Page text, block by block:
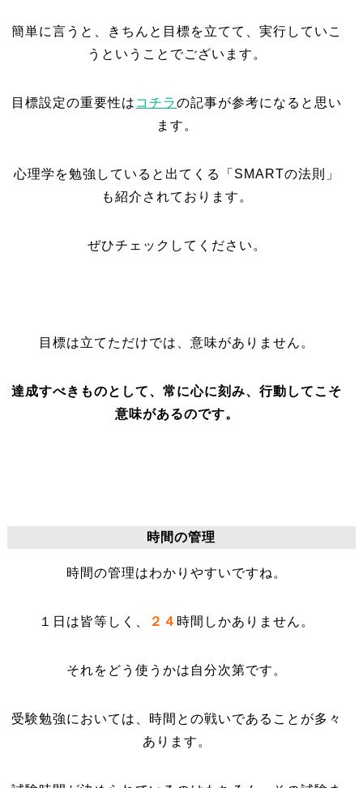
簡単に言うと、きちんと目標を立てて、実行していこ
うということでございます。
目標設定の重要性は コチラの記事が参考になると思い
ます。
心理学を勉強していると出てくる「SMARTの法則」
も紹介されております。
ぜひチェックしてください。
目標は立てただけでは、意味がありません。
達成すべきものとして、常に心に刻み、行動してこそ
意味があるのです。
時間の管理
時間の管理はわかりやすいですね。
１日は皆等しく、 ２４ 時間しかありません。
それをどう使うかは自分次第です。
受験勉強においては、時間との戦いであることが多々
あります。